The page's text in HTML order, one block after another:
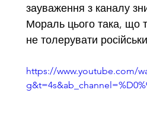
зауваження з каналу
Мораль цього така, що
не толерувати
https://www.youtube.com/